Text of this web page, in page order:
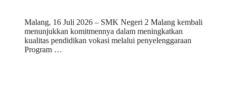
Malang, 16 Juli 2026 – SMK Negeri 2 Malang kembali
menunjukkan komitmennya dalam meningkatkan
kualitas pendidikan vokasi melalui penyelenggaraan
Program …